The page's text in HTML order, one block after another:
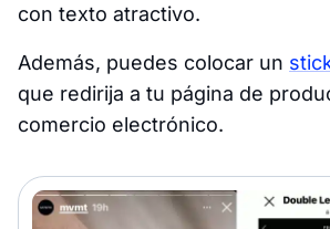
con texto atractivo.
Además, puedes colocar un
que redirija a tu página de
comercio electrónico.